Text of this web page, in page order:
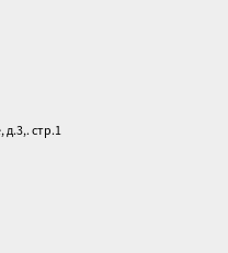
д.3,. стр.1